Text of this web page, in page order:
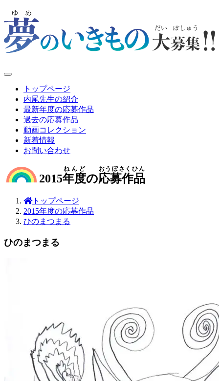
トップページ
内尾先生の紹介
最新年度の応募作品
過去の応募作品
動画コレクション
新着情報
お問い合わせ
2015年度
ねんど
の応募作品
おうぼさくひん
トップページ
2015年度の応募作品
ひのまつまる
ひのまつまる